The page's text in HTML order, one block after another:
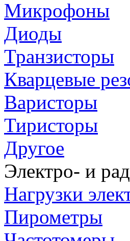
Микрофоны
Диоды
Транзисторы
Кварцевые
Варисторы
Тиристоры
Другое
Электро- и
Нагрузки
Пирометры